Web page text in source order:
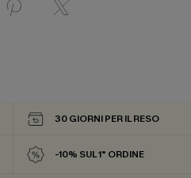
30 GIORNI PER IL RESO
-10% SUL 1° ORDINE